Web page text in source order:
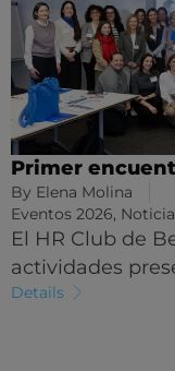
Primer
By Elena Molina
Eventos 2026,
El HR Club de
actividades
Details